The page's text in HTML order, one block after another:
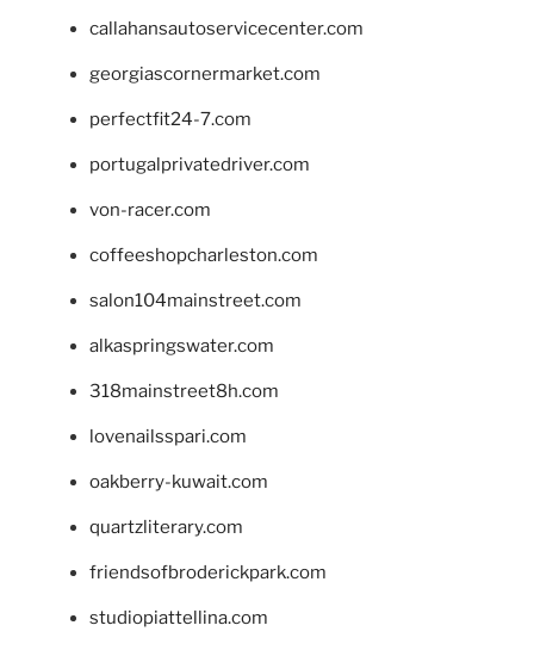
callahansautoservicecenter.com
georgiascornermarket.com
perfectfit24-7.com
portugalprivatedriver.com
von-racer.com
coffeeshopcharleston.com
salon104mainstreet.com
alkaspringswater.com
318mainstreet8h.com
lovenailsspari.com
oakberry-kuwait.com
quartzliterary.com
friendsofbroderickpark.com
studiopiattellina.com